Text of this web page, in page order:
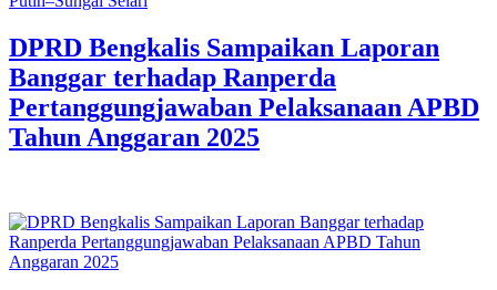
DPRD Bengkalis Sampaikan Laporan
Banggar terhadap Ranperda
Pertanggungjawaban Pelaksanaan APBD
Tahun Anggaran 2025